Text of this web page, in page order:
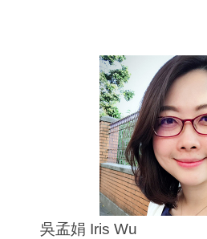
吳孟娟 Iris Wu